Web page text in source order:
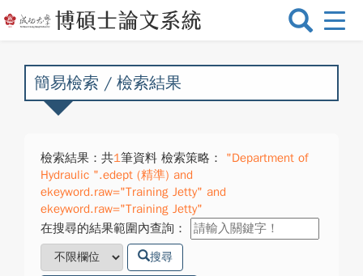
選
換
簡易檢索 / 檢索結果
檢索結果：共1筆資料 檢索策略：
"Department of
Hydraulic ".edept (精準) and
ekeyword.raw="Training Jetty" and
ekeyword.raw="Training Jetty"
在搜尋的結果範圍內查詢：
搜尋